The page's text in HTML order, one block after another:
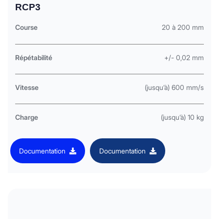
RCP3
Course 20 à 200 mm
Répétabilité +/- 0,02 mm
Vitesse (jusqu’à) 600 mm/s
Charge (jusqu’à) 10 kg
Documentation Documentation